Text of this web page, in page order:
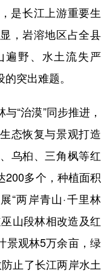
长江上游重要生
，岩溶地区占全县
遍野、水土流失严
突出难题。
“治漠”同步推进，
态恢复与景观打造
乌桕、三角枫等红
200多个，种植面积
“两岸青山·千里林
山段林相改造及红
景观林5万余亩，绿
止了长江两岸水土